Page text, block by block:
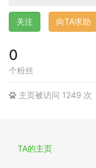
关注 向TA求助
0
个粉丝
主页被访问 1249 次
TA的主页